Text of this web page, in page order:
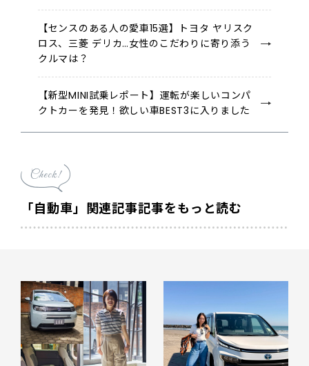
【センスのある人の愛車15選】トヨタ ヤリスク
ロス、三菱 デリカ…女性のこだわりに寄り添う
クルマは？
【新型MINI試乗レポート】運転が楽しいコンパ
クトカーを発見！欲しい車BEST3に入りました
Check!
「自動車」関連記事記事をもっと読む